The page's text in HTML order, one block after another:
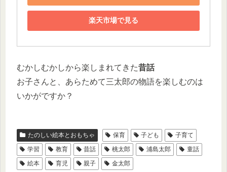
楽天市場で見る
むかしむかしから楽しまれてきた昔話
お子さんと、あらためて三太郎の物語を楽しむのは
いかがですか？
たのしい絵本とおもちゃ 保育 子ども
子育て
学習
教育 昔話 桃太郎 浦島太郎
童話
絵本
育児 親子 金太郎